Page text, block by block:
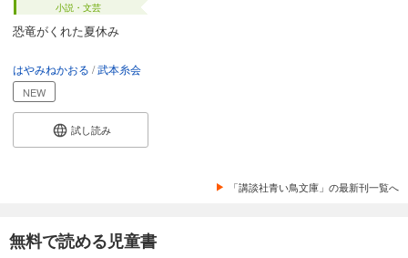
小説・文芸
恐竜がくれた夏休み
はやみねかおる 武本糸会
NEW
試し読み
「講談社青い鳥文庫」の最新刊一覧へ
無料で読める児童書